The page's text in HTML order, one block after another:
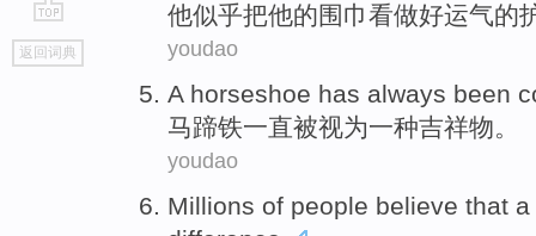
go
top
返回词典
他似乎把他的围巾看做好运气的
youdao
Ahorseshoe has always been
马蹄铁一直被视为一种吉祥物。
youdao
Millions of people believe that a